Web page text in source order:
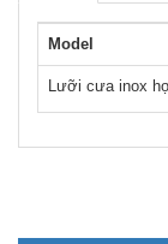
Model
Lưỡi cưa inox